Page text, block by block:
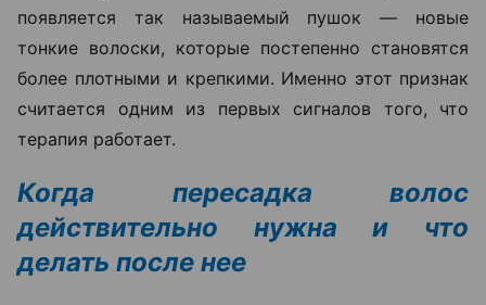
появляется так называемый пушок — новые
тонкие волоски, которые постепенно становятся
более плотными и крепкими. Именно этот признак
считается одним из первых сигналов того, что
терапия работает.
Когда пересадка волос
действительно нужна и что
делать после нее